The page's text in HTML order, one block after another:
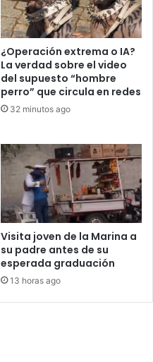
¿Operación extrema o IA?
La verdad sobre el video
del supuesto “hombre
perro” que circula en redes
32 minutos ago
Visita joven de la Marina a
su padre antes de su
esperada graduación
13 horas ago